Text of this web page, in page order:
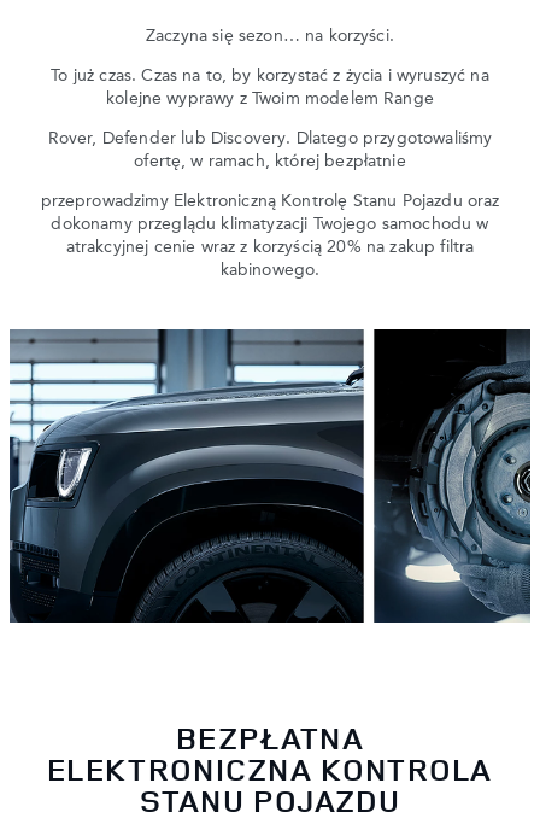
Zaczyna się sezon… na korzyści.
To już czas. Czas na to, by korzystać z życia i wyruszyć na
kolejne wyprawy z Twoim modelem Range
Rover, Defender lub Discovery. Dlatego przygotowaliśmy
ofertę, w ramach, której bezpłatnie
przeprowadzimy Elektroniczną Kontrolę Stanu Pojazdu oraz
dokonamy przeglądu klimatyzacji Twojego samochodu w
atrakcyjnej cenie wraz z korzyścią 20% na zakup filtra
kabinowego.
BEZPŁATNA
ELEKTRONICZNA KONTROLA
STANU POJAZDU